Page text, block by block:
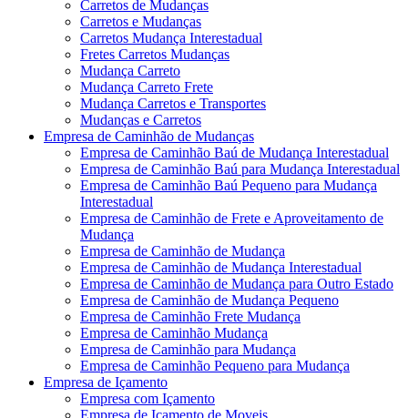
Carretos de Mudanças
Carretos e Mudanças
Carretos Mudança Interestadual
Fretes Carretos Mudanças
Mudança Carreto
Mudança Carreto Frete
Mudança Carretos e Transportes
Mudanças e Carretos
Empresa de Caminhão de Mudanças
Empresa de Caminhão Baú de Mudança Interestadual
Empresa de Caminhão Baú para Mudança Interestadual
Empresa de Caminhão Baú Pequeno para Mudança
Interestadual
Empresa de Caminhão de Frete e Aproveitamento de
Mudança
Empresa de Caminhão de Mudança
Empresa de Caminhão de Mudança Interestadual
Empresa de Caminhão de Mudança para Outro Estado
Empresa de Caminhão de Mudança Pequeno
Empresa de Caminhão Frete Mudança
Empresa de Caminhão Mudança
Empresa de Caminhão para Mudança
Empresa de Caminhão Pequeno para Mudança
Empresa de Içamento
Empresa com Içamento
Empresa de Içamento de Moveis